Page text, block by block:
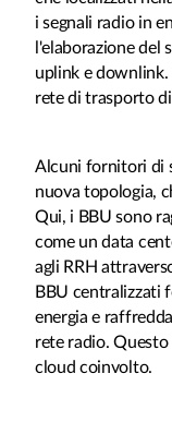
i segnali radio in
l'elaborazione del
uplink e
rete di trasporto
Alcuni fornitori di
nuova topologia,
Qui, i BBU sono
come un data
agli RRH
BBU centralizzati
energia e
rete radio. Questo
cloud coinvolto.